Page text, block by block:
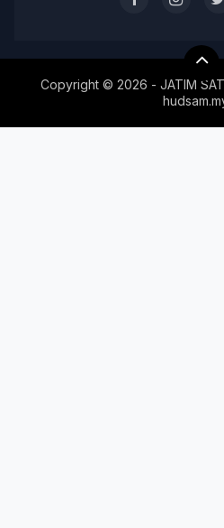
Copyright © 2026 - JATIM